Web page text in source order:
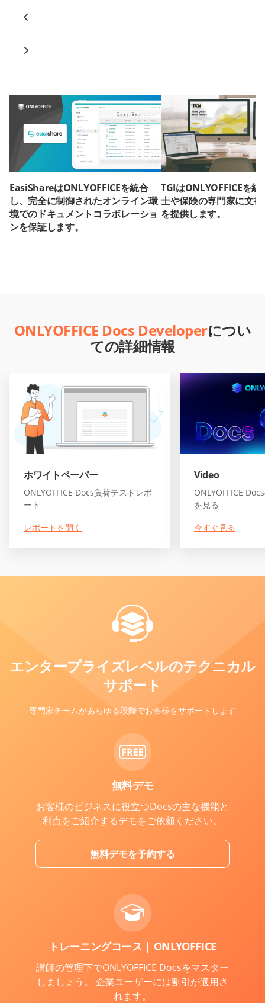
EasiShareはONLYOFFICEを統合
し、完全に制御されたオンライン環
境でのドキュメントコラボレーショ
ンを保証します。
TGIはONLYOFFICEを統
士や保険の専門家に文
を提供します。
ONLYOFFICE Docs Developerについ
ての詳細情報
ホワイトペーパー
ONLYOFFICE Docs負荷テストレポ
ート
レポートを開く
Video
ONLYOFFICE
を見る
今すぐ見る
エンタープライズレベルのテクニカル
サポート
専門家チームがあらゆる段階でお客様をサポートします
無料デモ
お客様のビジネスに役立つDocsの主な機能と
利点をご紹介するデモをご依頼ください。
無料デモを予約する
トレーニングコース | ONLYOFFICE
講師の管理下でONLYOFFICE Docsをマスター
しましょう。 企業ユーザーには割引が適用さ
れます。